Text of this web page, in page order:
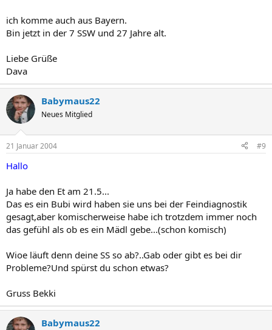
ich komme auch aus Bayern.
Bin jetzt in der 7 SSW und 27 Jahre alt.
Liebe Grüße
Dava
Babymaus22
Neues Mitglied
21 Januar 2004 #9
Hallo
Ja habe den Et am 21.5...
Das es ein Bubi wird haben sie uns bei der Feindiagnostik
gesagt,aber komischerweise habe ich trotzdem immer noch
das gefühl als ob es ein Mädl gebe...(schon komisch)
Wioe läuft denn deine SS so ab?..Gab oder gibt es bei dir
Probleme?Und spürst du schon etwas?
Gruss Bekki
Babymaus22